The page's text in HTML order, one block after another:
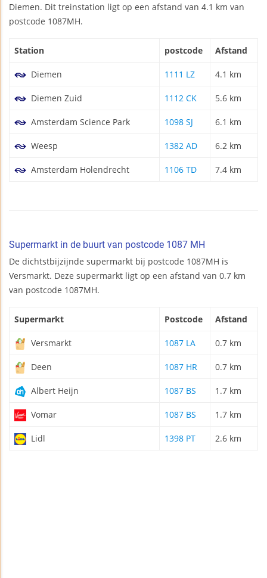
Diemen. Dit treinstation ligt op een afstand van 4.1 km van
postcode 1087MH.
Station postcode Afstand
Diemen 1111 LZ 4.1 km
Diemen Zuid 1112 CK 5.6 km
Amsterdam Science Park 1098 SJ 6.1 km
Weesp 1382 AD 6.2 km
Amsterdam Holendrecht 1106 TD 7.4 km
Supermarkt in de buurt van postcode 1087 MH
De dichtstbijzijnde supermarkt bij postcode 1087MH is
Versmarkt. Deze supermarkt ligt op een afstand van 0.7 km
van postcode 1087MH.
Supermarkt Postcode Afstand
Versmarkt 1087 LA 0.7 km
Deen 1087 HR 0.7 km
Albert Heijn 1087 BS 1.7 km
Vomar 1087 BS 1.7 km
Lidl 1398 PT 2.6 km